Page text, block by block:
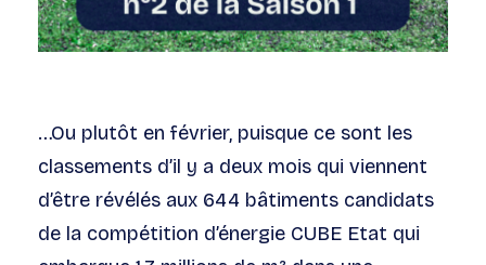
…Ou plutôt en février, puisque ce sont les
classements d’il y a deux mois qui viennent
d’être révélés aux 644 bâtiments candidats
de la compétition d’énergie CUBE Etat qui